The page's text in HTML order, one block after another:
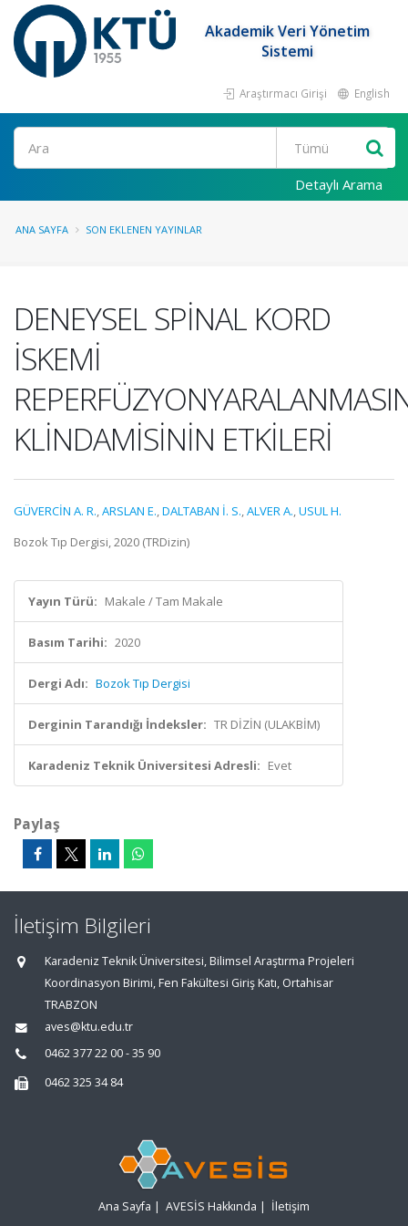
Akademik Veri Yönetim
Sistemi
Araştırmacı Girişi English
Ara
Detaylı Arama
ANA SAYFA SON EKLENEN YAYINLAR
DENEYSEL SPİNAL KORD
İSKEMİ
KLİNDAMİSİNİN ETKİLERİ
GÜVERCİN A. R.,ARSLAN E.,DALTABAN İ. S.,ALVER A.,USUL H.
Bozok Tıp Dergisi, 2020 (TRDizin)
Yayın Türü: Makale / Tam Makale
Basım Tarihi: 2020
Dergi Adı: Bozok Tıp Dergisi
Derginin Tarandığı İndeksler: TR DİZİN (ULAKBİM)
Karadeniz Teknik Üniversitesi Adresli: Evet
Paylaş
İletişim Bilgileri
Karadeniz Teknik Üniversitesi, Bilimsel Araştırma Projeleri
Koordinasyon Birimi, Fen Fakültesi Giriş Katı, Ortahisar
TRABZON
aves@ktu.edu.tr
0462 377 22 00 - 35 90
0462 325 34 84
Ana Sayfa | AVESİS Hakkında | İletişim